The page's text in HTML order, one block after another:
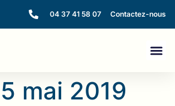
04 37 41 58 07 Contactez-nous
mai 2019